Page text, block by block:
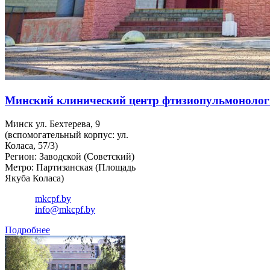
Минский клинический центр
Минск ул. Бехтерева, 9
(вспомогательный корпус: ул.
Коласа, 57/3)
Регион: Заводской (Советский)
Метро: Партизанская (Площадь
Якуба Коласа)
mkcpf.by
info@mkcpf.by
Подробнее